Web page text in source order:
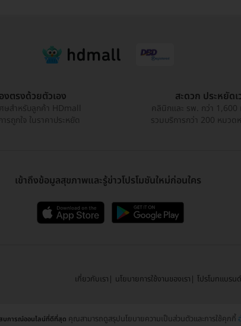
งตรงด้วยตัวเอง
สำหรับลูกค้า HDmall
รถูกใจ ในราคาประหยัด
สะดวก ประหยัดเ
คลินิกและ รพ. กว่า 1,600
รวมบริการกว่า 200 หมวด
เข้าถึงข้อมูลสุขภาพและรู้ข่าวโปรโมชันใหม่ก่อนใคร
เกี่ยวกับเรา นโยบายการใช้งานของเรา โปรโมทแบร
บการณ์ออนไลน์ที่ดีที่สุด คุณสามารถดูสรุปนโยบายความเป็นส่วนตัวและการใช้คุกกี้